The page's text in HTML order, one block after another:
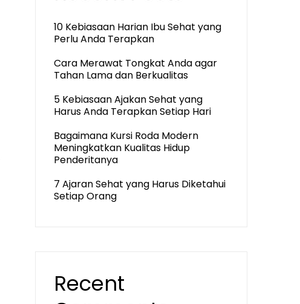
10 Kebiasaan Harian Ibu Sehat yang
Perlu Anda Terapkan
Cara Merawat Tongkat Anda agar
Tahan Lama dan Berkualitas
5 Kebiasaan Ajakan Sehat yang
Harus Anda Terapkan Setiap Hari
Bagaimana Kursi Roda Modern
Meningkatkan Kualitas Hidup
Penderitanya
7 Ajaran Sehat yang Harus Diketahui
Setiap Orang
Recent